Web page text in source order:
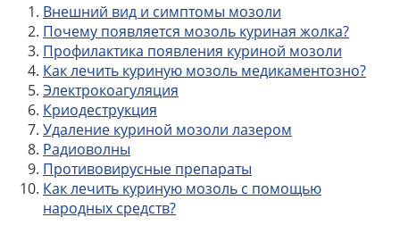
Внешний вид и симптомы мозоли
Почему появляется мозоль куриная жолка?
Профилактика появления куриной мозоли
Как лечить куриную мозоль медикаментозно?
Электрокоагуляция
Криодеструкция
Удаление куриной мозоли лазером
Радиоволны
Противовирусные препараты
Как лечить куриную мозоль с помощью
народных средств?